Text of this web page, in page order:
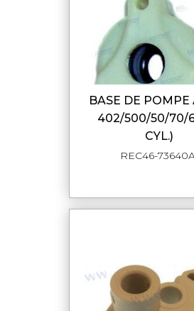
BASE DE POMPE A EAU
402/500/50/70/
CYL.)
REC46-